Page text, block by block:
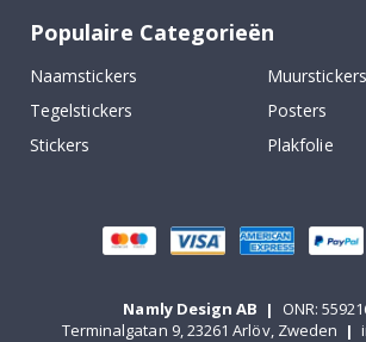
Populaire Categorieën
Naamstickers
Muurstickers
Tegelstickers
Posters
Stickers
Plakfolie
Namly Design AB |
ONR:
Terminalgatan 9, 23261 Arlöv, Zweden |